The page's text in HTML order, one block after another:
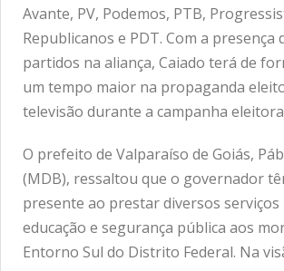
Avante, PV, Podemos, PTB,
Republicanos e PDT. Com a presença
partidos na aliança, Caiado terá de
um tempo maior na propaganda
televisão durante a campanha
O prefeito de Valparaíso de Goiás,
(MDB), ressaltou que o governador
presente ao prestar diversos serviços
educação e segurança pública aos
Entorno Sul do Distrito Federal. Na